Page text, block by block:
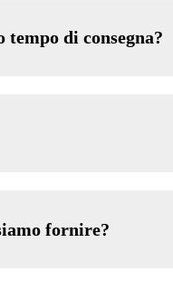
di consegna?
fornire?